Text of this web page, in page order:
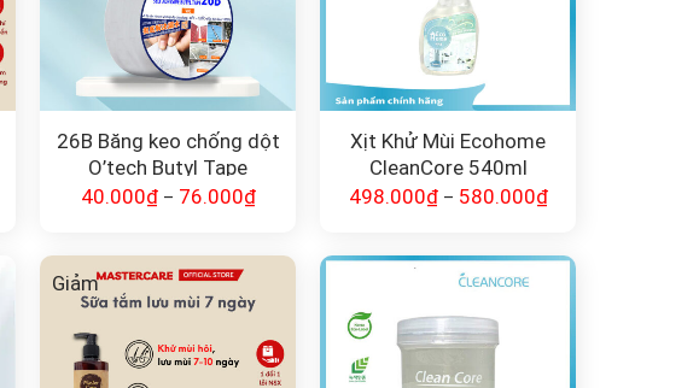
26B Băng keo chống dột
O’tech Butyl Tape
40.000₫– 76.000₫
Xịt Khử Mùi Ecohome
CleanCore 540ml
498.000₫– 580.000₫
Giảm